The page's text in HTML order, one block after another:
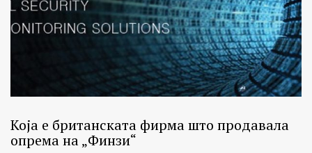
Која e британската фирма што продавала
опрема на „Финзи“